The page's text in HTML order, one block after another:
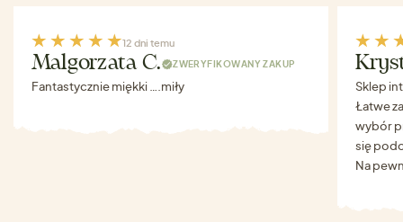
12 dni temu
Malgorzata C. ZWERYFIKOWANY ZAKUP
Fantastycznie miękki ….miły
Sklep
Łatwe
wybór
się
Na